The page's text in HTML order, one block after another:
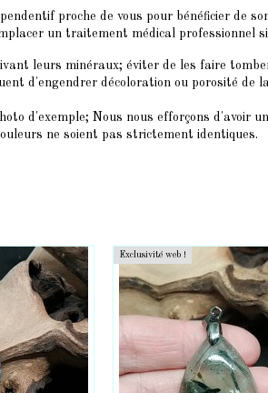
proche de vous pour bénéficier de
un traitement médical professionnel si
leurs minéraux; éviter de les faire
d'engendrer décoloration ou porosité de
d'exemple; Nous nous efforçons d'avoir
ne soient pas strictement identiques.
Exclusivité web !